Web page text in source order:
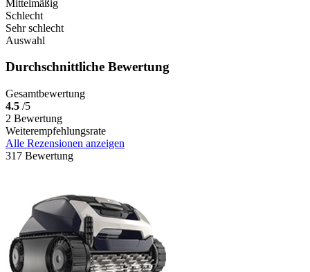
Mittelmäßig
Schlecht
Sehr schlecht
Auswahl
Durchschnittliche Bewertung
Gesamtbewertung
4.5 /5
2 Bewertung
Weiterempfehlungsrate
Alle Rezensionen anzeigen
317 Bewertung